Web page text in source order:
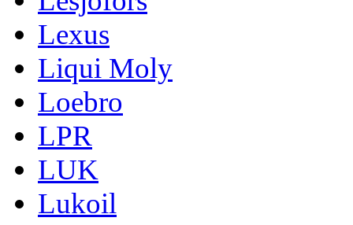
Lexus
Liqui Moly
Loebro
LPR
LUK
Lukoil